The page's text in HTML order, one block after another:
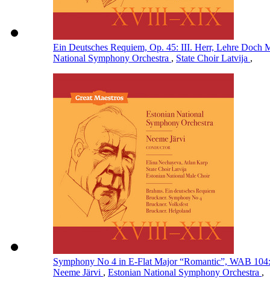
Ein Deutsches Requiem, Op. 45: III. Herr, Lehre Doch
National Symphony Orchestra , State Choir Latvija ,
Symphony No 4 in E-Flat Major “Romantic”, WAB
Neeme Järvi , Estonian National Symphony Orchestra ,